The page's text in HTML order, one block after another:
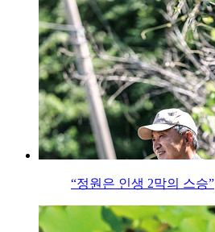
“정원은 인생 2막의 스승”